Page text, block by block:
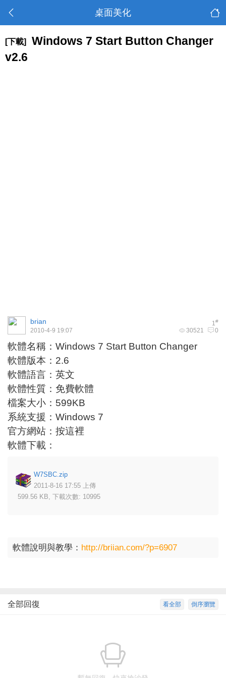
桌面美化
[下載]
Windows 7 Start Button Changer
v2.6
1#
brian
30521 0
2010-4-9 19:07
軟體名稱：Windows 7 Start Button Changer
軟體版本：2.6
軟體語言：英文
軟體性質：免費軟體
檔案大小：599KB
系統支援：Windows 7
官方網站： 按這裡
軟體下載：
W7SBC.zip
2011-8-16 17:55 上傳
599.56 KB, 下載次數: 10995
軟體說明與教學： http://briian.com/?p=6907
倒序瀏覽
看全部
全部回復